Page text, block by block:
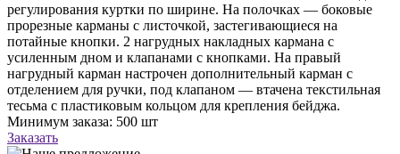
регулирования куртки по ширине. На полочках — боковые
прорезные карманы с листочкой, застегивающиеся на
потайные кнопки. 2 нагрудных накладных кармана с
усиленным дном и клапанами с кнопками. На правый
нагрудный карман настрочен дополнительный карман с
отделением для ручки, под клапаном — втачена текстильная
тесьма с пластиковым кольцом для крепления бейджа.
Минимум заказа: 500 шт
Заказать